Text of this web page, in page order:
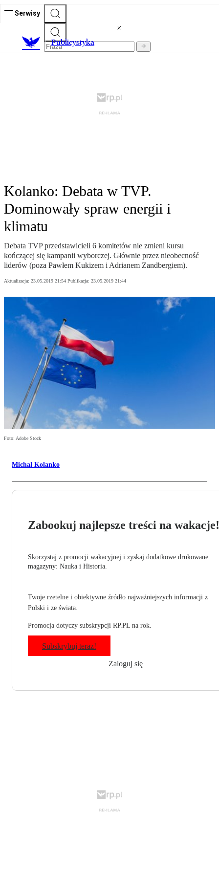
Serwisy
Publicystyka
Kolanko: Debata w TVP.
Dominowały spraw energii i
klimatu
Debata TVP przedstawicieli 6 komitetów nie zmieni kursu
kończącej się kampanii wyborczej. Głównie przez nieobecność
liderów (poza Pawłem Kukizem i Adrianem Zandbergiem).
Aktualizacja: 23.05.2019 21:54 Publikacja: 23.05.2019 21:44
Foto: Adobe Stock
Michał Kolanko
Zabookuj najlepsze treści na wakacje!
Skorzystaj z promocji wakacyjnej i zyskaj dodatkowe drukowane
magazyny: Nauka i Historia.
Twoje rzetelne i obiektywne źródło najważniejszych informacji z
Polski i ze świata.
Promocja dotyczy subskrypcji RP.PL na rok.
Subskrybuj teraz!
Zaloguj się